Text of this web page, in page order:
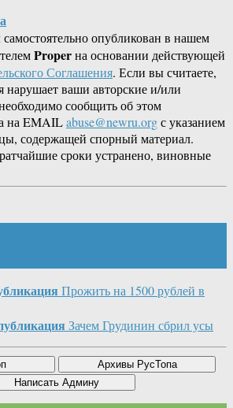
опубликован в нашем
Properна основании действующей
Соглашения. Если вы считаете,
нарушает ваши авторские и/или
сообщить об этом
на EMAILabuse@newru.orgс указанием
содержащей спорный материал.
сроки устранено, виновные
Прожить на 1500 рублей в
Зачем Грудинин сбрил усы